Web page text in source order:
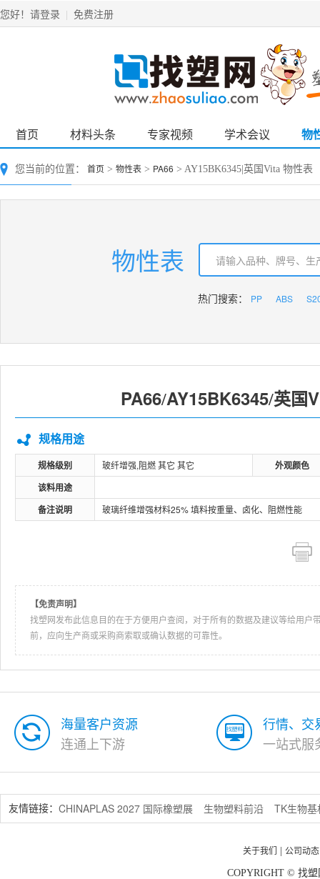
您好！ 请登录 免费注册
首页 材料头条 专家视频 学术会议 物
您当前的位置： 首页 > 物性表 > PA66 > AY15BK6345|英国Vita 物性表
物性表
热门搜索： PP ABS
PA66/AY15BK6345/英国
规格用途
规格级别 玻纤增强,阻燃 其它 其它
外观颜色
该料用途
备注说明
玻璃纤维增强材料25% 填料按重量、卤化、阻燃性能
【免责声明】
找塑网发布此信息目的在于方便用户查阅，对于所有的数据及建议等给用
前，应向生产商或采购商索取或确认数据的可靠性。
海量客户资源
连通上下游
行情、交
一站式服
友情链接： CHINAPLAS 2027 国际橡塑展 生物塑料前沿 TK生物
关于我们 公司动态
COPYRIGHT © 找塑